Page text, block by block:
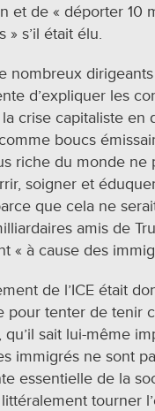
et de « déporter 10
» s’il était élu.
nombreux
d’expliquer les
crise capitaliste en
boucs
riche du monde ne
soigner et
que cela ne
amis de
« à cause des
de l’ICE était
pour tenter de tenir
sait lui-même
immigrés ne sont
essentielle de la
tourner